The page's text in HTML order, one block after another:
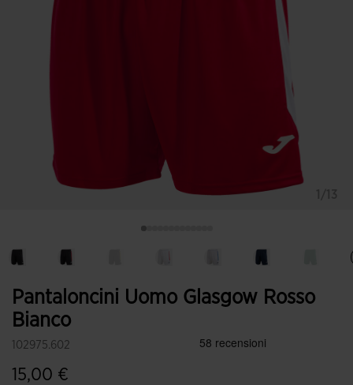
Pantaloncini Uomo Glasgow Rosso
Bianco
102975.602
15,00 €